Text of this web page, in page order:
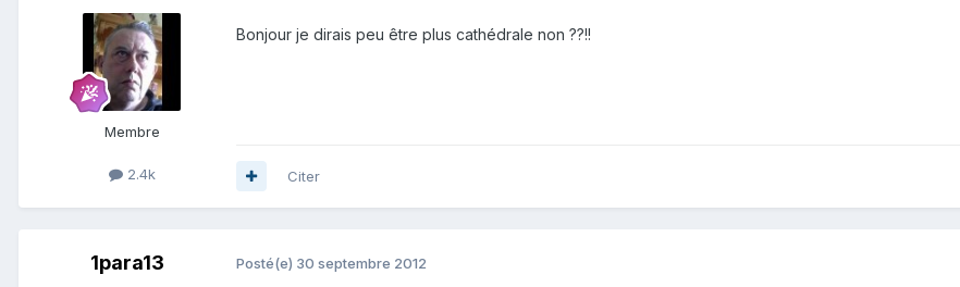
Membre
2.4k
Bonjour je dirais peu être plus cathédrale non ??!!
Citer
1para13 Posté(e) 30 septembre 2012